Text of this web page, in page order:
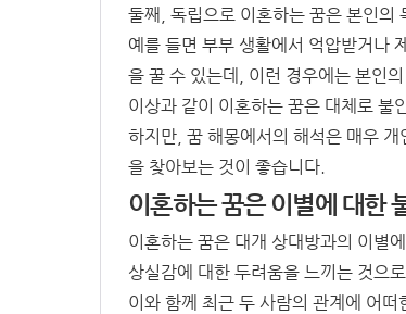
둘째, 독립으로 이혼하는 꿈은 본인의
예를 들면 부부 생활에서 억압받거나
을 꿀 수 있는데, 이런 경우에는 본인
이상과 같이 이혼하는 꿈은 대체로 불
하지만, 꿈 해몽에서의 해석은 매우
을 찾아보는 것이 좋습니다.
이혼하는 꿈은 이별에 대한
이혼하는 꿈은 대개 상대방과의 이별
상실감에 대한 두려움을 느끼는 것으
이와 함께 최근 두 사람의 관계에 어